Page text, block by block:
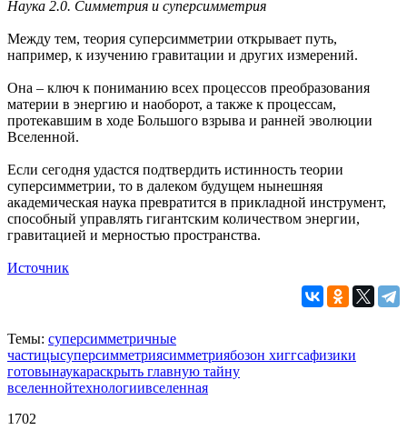
Наука 2.0. Симметрия и суперсимметрия
Между тем, теория суперсимметрии открывает путь,
например, к изучению гравитации и других измерений.
Она – ключ к пониманию всех процессов преобразования
материи в энергию и наоборот, а также к процессам,
протекавшим в ходе Большого взрыва и ранней эволюции
Вселенной.
Если сегодня удастся подтвердить истинность теории
суперсимметрии, то в далеком будущем нынешняя
академическая наука превратится в прикладной инструмент,
способный управлять гигантским количеством энергии,
гравитацией и мерностью пространства.
Источник
Темы: суперсимметричные
частицысуперсимметриясимметриябозон хиггсафизики
готовынаукараскрыть главную тайну
вселеннойтехнологиивселенная
1702